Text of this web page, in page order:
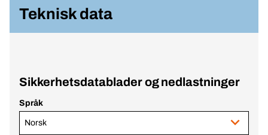
Teknisk data
Sikkerhetsdatablader og nedlastninger
Språk
Norsk